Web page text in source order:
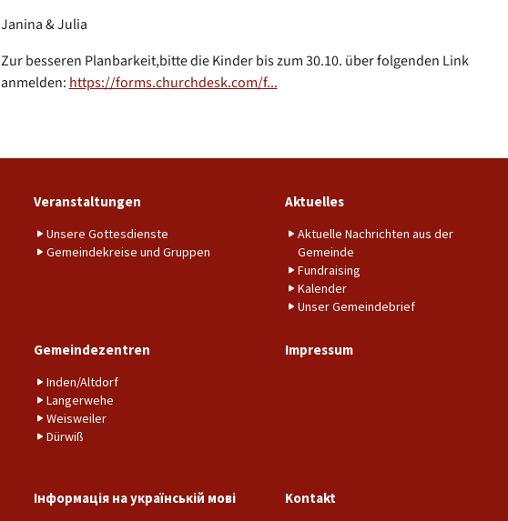
Janina & Julia
Zur besseren Planbarkeit,bitte die Kinder bis zum 30.10. über folgenden Link
anmelden:https://forms.churchdesk.com/f...
Veranstaltungen
Unsere Gottesdienste
Gemeindekreise und Gruppen
Aktuelles
Aktuelle Nachrichten aus der
Gemeinde
Fundraising
Kalender
Unser Gemeindebrief
Gemeindezentren
Inden/Altdorf
Langerwehe
Weisweiler
Dürwiß
Impressum
Інформація на українській мові Kontakt